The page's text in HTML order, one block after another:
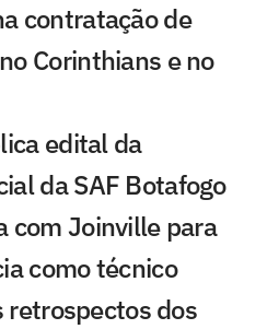
contratação de
Corinthians e no
edital da
da SAF Botafogo
com Joinville para
como técnico
retrospectos dos